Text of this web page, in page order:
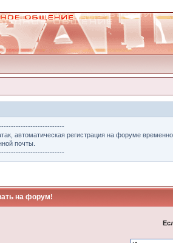
автоматическая регистрация на форуме
почты.
на форум!